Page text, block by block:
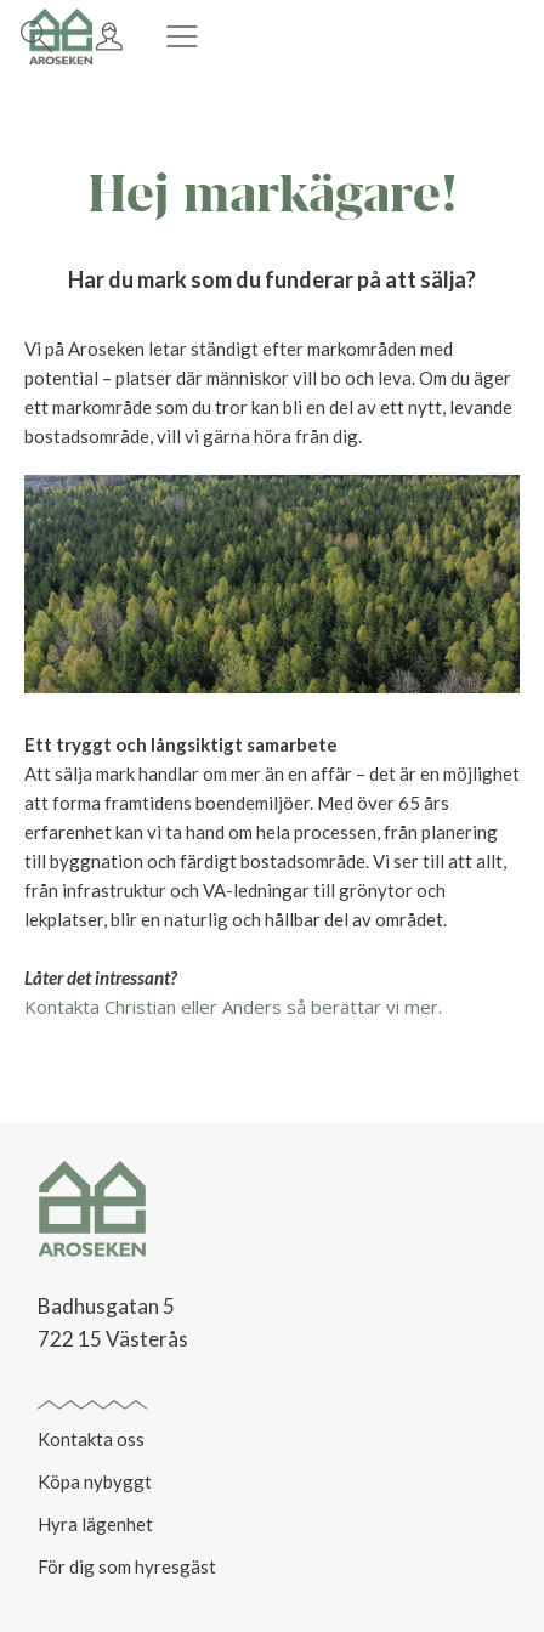
Hej markägare!
Har du mark som du funderar på att sälja?
Vi på Aroseken letar ständigt efter markområden med
potential – platser där människor vill bo och leva. Om du äger
ett markområde som du tror kan bli en del av ett nytt, levande
bostadsområde, vill vi gärna höra från dig.
Ett tryggt och långsiktigt samarbete
Att sälja mark handlar om mer än en affär – det är en möjlighet
att forma framtidens boendemiljöer. Med över 65 års
erfarenhet kan vi ta hand om hela processen, från planering
till byggnation och färdigt bostadsområde. Vi ser till att allt,
från infrastruktur och VA-ledningar till grönytor och
lekplatser, blir en naturlig och hållbar del av området.
Låter det intressant?
Kontakta Christian eller Anders så berättar vi mer.
Badhusgatan 5
722 15 Västerås
Kontakta oss
Köpa nybyggt
Hyra lägenhet
För dig som hyresgäst